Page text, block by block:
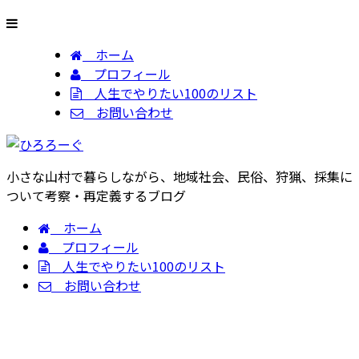
ホーム
プロフィール
人生でやりたい100のリスト
お問い合わせ
小さな山村で暮らしながら、地域社会、民俗、狩猟、採集に
ついて考察・再定義するブログ
ホーム
プロフィール
人生でやりたい100のリスト
お問い合わせ